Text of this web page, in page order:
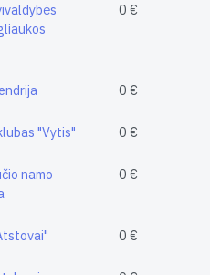
0 €
0 €
"Vytis" 0 €
namo
0 €
0 €